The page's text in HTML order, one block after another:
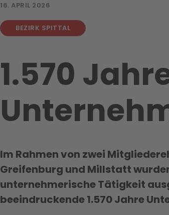
16. APRIL 2026
BEZIRK SPITTAL
1.570
Im Rahmen von zwei
Greifenburg und Millstatt
unternehmerische Tätigkeit
beeindruckende 1.570 Jahre